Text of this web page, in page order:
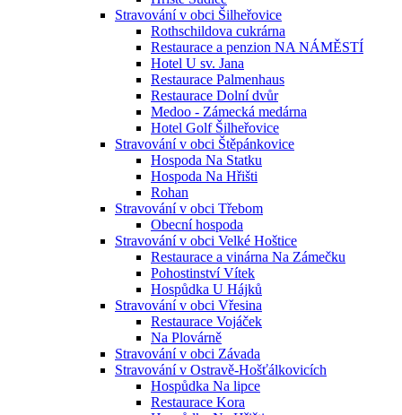
Stravování v obci Šilheřovice
Rothschildova cukrárna
Restaurace a penzion NA NÁMĚSTÍ
Hotel U sv. Jana
Restaurace Palmenhaus
Restaurace Dolní dvůr
Medoo - Zámecká medárna
Hotel Golf Šilheřovice
Stravování v obci Štěpánkovice
Hospoda Na Statku
Hospoda Na Hřišti
Rohan
Stravování v obci Třebom
Obecní hospoda
Stravování v obci Velké Hoštice
Restaurace a vinárna Na Zámečku
Pohostinství Vítek
Hospůdka U Hájků
Stravování v obci Vřesina
Restaurace Vojáček
Na Plovárně
Stravování v obci Závada
Stravování v Ostravě-Hošťálkovicích
Hospůdka Na lipce
Restaurace Kora